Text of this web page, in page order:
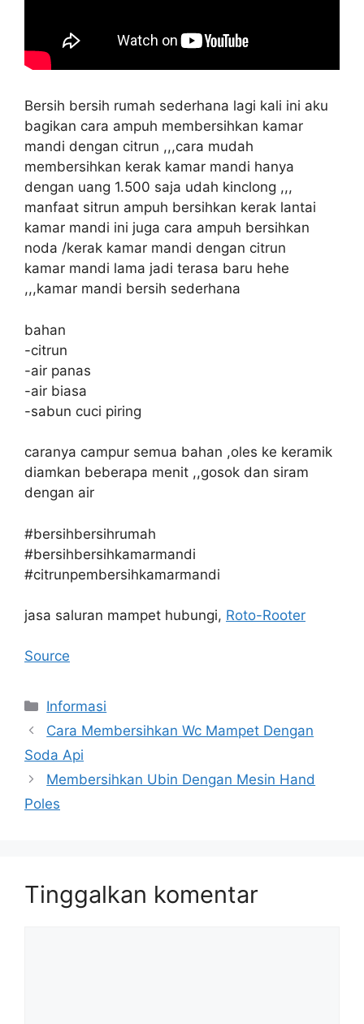
Bersih bersih rumah sederhana lagi kali ini aku
bagikan cara ampuh membersihkan kamar
mandi dengan citrun ,,,cara mudah
membersihkan kerak kamar mandi hanya
dengan uang 1.500 saja udah kinclong ,,,
manfaat sitrun ampuh bersihkan kerak lantai
kamar mandi ini juga cara ampuh bersihkan
noda /kerak kamar mandi dengan citrun
kamar mandi lama jadi terasa baru hehe
,,,kamar mandi bersih sederhana
bahan
-citrun
-air panas
-air biasa
-sabun cuci piring
caranya campur semua bahan ,oles ke keramik
diamkan beberapa menit ,,gosok dan siram
dengan air
#bersihbersihrumah
#bersihbersihkamarmandi
#citrunpembersihkamarmandi
jasa saluran mampet hubungi, Roto-Rooter
Source
Kategori
Informasi
Cara Membersihkan Wc Mampet Dengan
Soda Api
Membersihkan Ubin Dengan Mesin Hand
Poles
Tinggalkan komentar